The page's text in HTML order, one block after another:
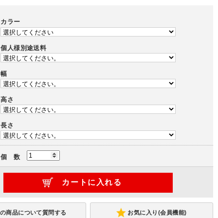
込)
カラー
個人様別途送料
幅
高さ
長さ
個 数
お気に入り(会員機能)